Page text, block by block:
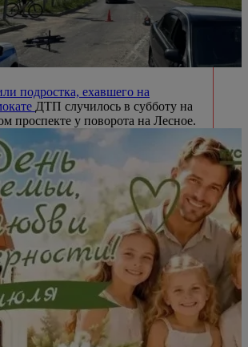
подростка, ехавшего на
ДТП случилось в субботу на
проспекте у поворота на Лесное.